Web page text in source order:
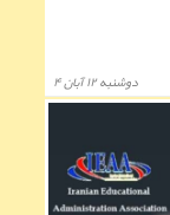
دوشنبه ۱۲ آبان ۴